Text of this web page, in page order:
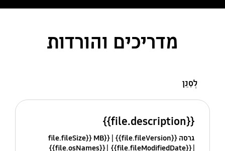
מדריכים והורדות
לְסַנֵן
{{file.description}}
גרסה {{file.fileVersion}}
{{file.fileSize}} MB
{{file.fileModifiedDate}}
{{file.osNames}}